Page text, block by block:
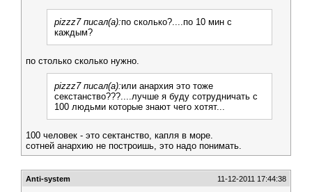
pizzz7 писал(а):по сколько?....по 10 мин с
каждым?
по столько сколько нужно.
pizzz7 писал(а):или анархия это тоже
секстанство???....лучше я буду сотрудничать с
100 людьми которые знают чего хотят...
100 человек - это сектанство, капля в море.
сотней анархию не построишь, это надо понимать.
Anti-system 11-12-2011 17:44:38